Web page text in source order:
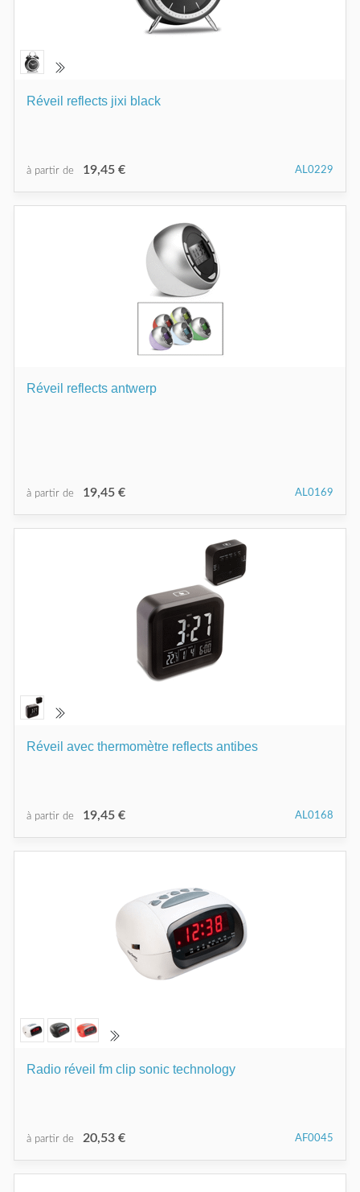
Réveil reflects jixi black
à partir de 19,45 € AL0229
Réveil reflects antwerp
à partir de 19,45 € AL0169
Réveil avec thermomètre reflects antibes
à partir de 19,45 € AL0168
Radio réveil fm clip sonic technology
à partir de 20,53 € AF0045